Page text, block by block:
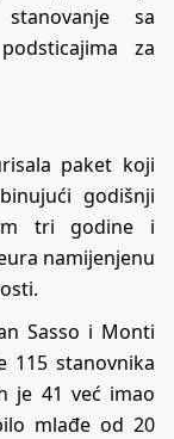
sa
za
paket koji
godišnji
tri godine i
namijenjenu
Sasso i Monti
115 stanovnika
je 41 već imao
mlađe od 20